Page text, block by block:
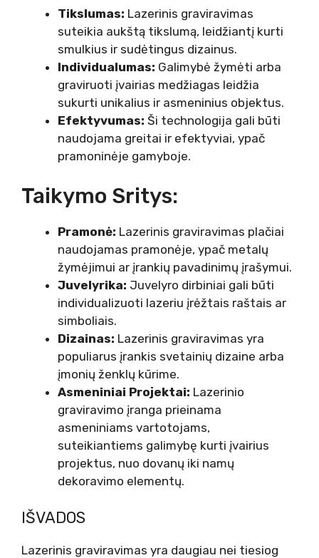
Tikslumas: Lazerinis graviravimas
suteikia aukštą tikslumą, leidžiantį kurti
smulkius ir sudėtingus dizainus.
Individualumas: Galimybė žymėti arba
graviruoti įvairias medžiagas leidžia
sukurti unikalius ir asmeninius objektus.
Efektyvumas: Ši technologija gali būti
naudojama greitai ir efektyviai, ypač
pramoninėje gamyboje.
Taikymo Sritys:
Pramonė: Lazerinis graviravimas plačiai
naudojamas pramonėje, ypač metalų
žymėjimui ar įrankių pavadinimų įrašymui.
Juvelyrika: Juvelyro dirbiniai gali būti
individualizuoti lazeriu įrėžtais raštais ar
simboliais.
Dizainas: Lazerinis graviravimas yra
populiarus įrankis svetainių dizaine arba
įmonių ženklų kūrime.
Asmeniniai Projektai: Lazerinio
graviravimo įranga prieinama
asmeniniams vartotojams,
suteikiantiems galimybę kurti įvairius
projektus, nuo dovanų iki namų
dekoravimo elementų.
IŠVADOS
Lazerinis graviravimas yra daugiau nei tiesiog